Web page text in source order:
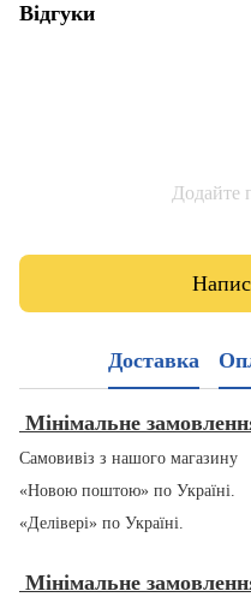
Відгуки
Додайте
Доставка
Мінімальне
Самовивіз з нашого магазину
«Новою поштою» по Україні.
«Делівері» по Україні.
Мінімальне